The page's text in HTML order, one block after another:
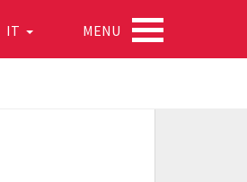
IT MENU